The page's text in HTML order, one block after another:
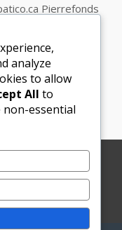
Pierrefonds
Blanc. All Rights
JBWebSoft
analyze
to allow
All to
non-essential